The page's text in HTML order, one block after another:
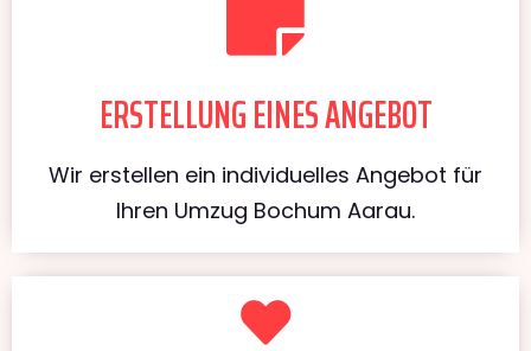
ERSTELLUNG EINES ANGEBOT
Wir erstellen ein individuelles Angebot für
Ihren Umzug Bochum Aarau.